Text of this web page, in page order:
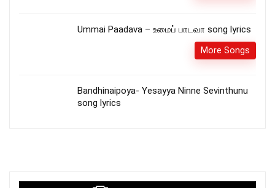
Ummai Paadava – உமைப் பாடவா song lyrics
More Songs
Bandhinaipoya- Yesayya Ninne Sevinthunu
song lyrics